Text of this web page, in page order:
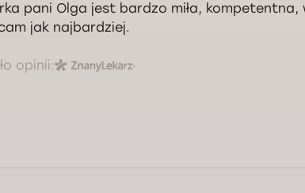
pani Olga jest bardzo miła, kompetentna,
jak najbardziej.
opinii: